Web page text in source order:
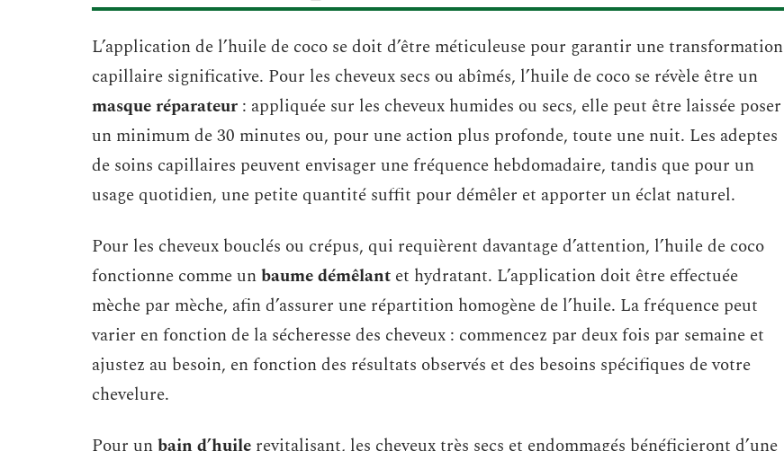
L’application de l’huile de coco se doit d’être méticuleuse pour garantir une transformation
capillaire significative. Pour les cheveux secs ou abîmés, l’huile de coco se révèle être un
masque réparateur : appliquée sur les cheveux humides ou secs, elle peut être laissée poser
un minimum de 30 minutes ou, pour une action plus profonde, toute une nuit. Les adeptes
de soins capillaires peuvent envisager une fréquence hebdomadaire, tandis que pour un
usage quotidien, une petite quantité suffit pour démêler et apporter un éclat naturel.
Pour les cheveux bouclés ou crépus, qui requièrent davantage d’attention, l’huile de coco
fonctionne comme unbaume démêlant et hydratant. L’application doit être effectuée
mèche par mèche, afin d’assurer une répartition homogène de l’huile. La fréquence peut
varier en fonction de la sécheresse des cheveux : commencez par deux fois par semaine et
ajustez au besoin, en fonction des résultats observés et des besoins spécifiques de votre
chevelure.